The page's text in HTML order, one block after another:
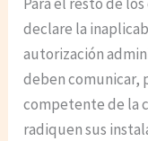
declare la
autorización
deben comunicar,
competente de la
radiquen sus